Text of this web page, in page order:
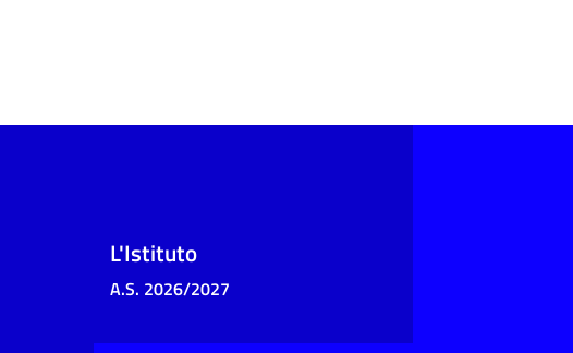
L'Istituto
A.S. 2026/2027